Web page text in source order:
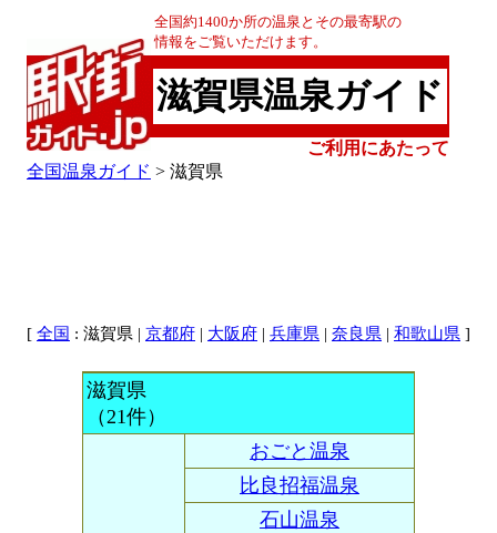
全国約1400か所の温泉とその最寄駅の
情報をご覧いただけます。
滋賀県温泉ガイド
ご利用にあたって
全国温泉ガイド > 滋賀県
[ 全国 : 滋賀県 | 京都府 | 大阪府 | 兵庫県 | 奈良県 | 和歌山県 ]
滋賀県
（21件）
おごと温泉
比良招福温泉
石山温泉